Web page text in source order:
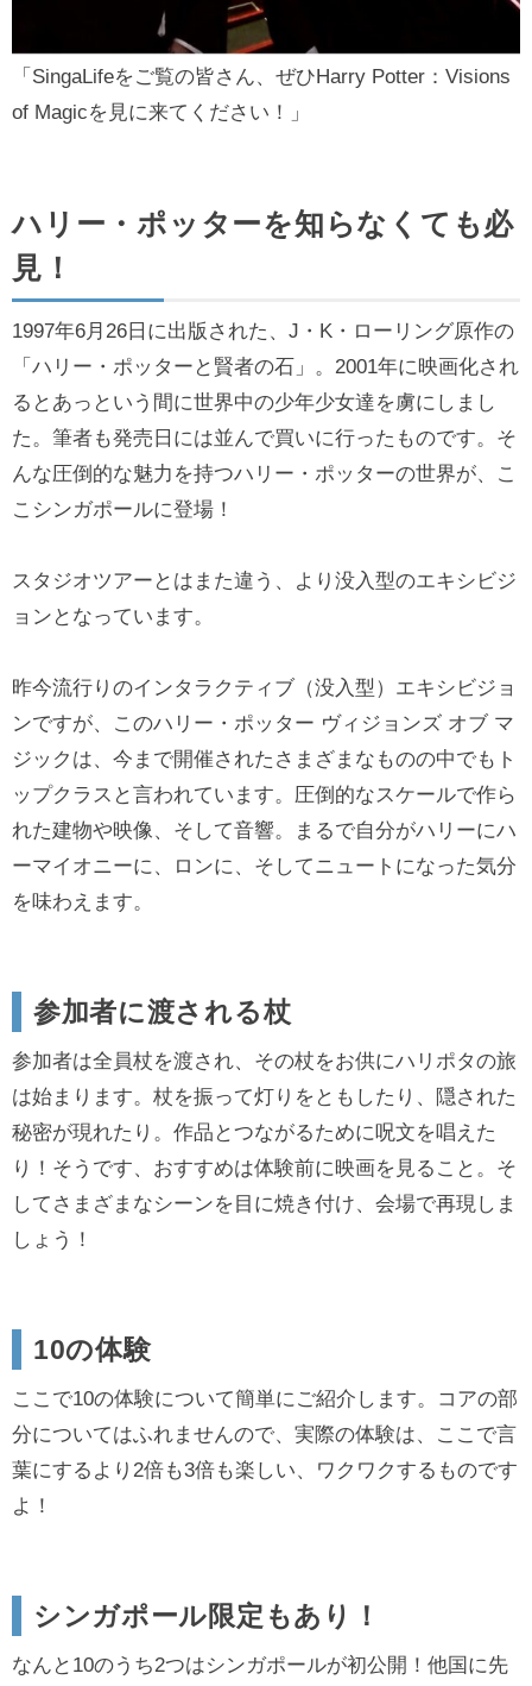
「SingaLifeをご覧の皆さん、ぜひHarry Potter：Visions
of Magicを見に来てください！」
ハリー・ポッターを知らなくても必
見！
1997年6月26日に出版された、J・K・ローリング原作の
「ハリー・ポッターと賢者の石」。2001年に映画化され
るとあっという間に世界中の少年少女達を虜にしまし
た。筆者も発売日には並んで買いに行ったものです。そ
んな圧倒的な魅力を持つハリー・ポッターの世界が、こ
こシンガポールに登場！
スタジオツアーとはまた違う、より没入型のエキシビジ
ョンとなっています。
昨今流行りのインタラクティブ（没入型）エキシビジョ
ンですが、このハリー・ポッター ヴィジョンズ オブ マ
ジックは、今まで開催されたさまざまなものの中でもト
ップクラスと言われています。圧倒的なスケールで作ら
れた建物や映像、そして音響。まるで自分がハリーにハ
ーマイオニーに、ロンに、そしてニュートになった気分
を味わえます。
参加者に渡される杖
参加者は全員杖を渡され、その杖をお供にハリポタの旅
は始まります。杖を振って灯りをともしたり、隠された
秘密が現れたり。作品とつながるために呪文を唱えた
り！そうです、おすすめは体験前に映画を見ること。そ
してさまざまなシーンを目に焼き付け、会場で再現しま
しょう！
10の体験
ここで10の体験について簡単にご紹介します。コアの部
分についてはふれませんので、実際の体験は、ここで言
葉にするより2倍も3倍も楽しい、ワクワクするものです
よ！
シンガポール限定もあり！
なんと10のうち2つはシンガポールが初公開！他国に先